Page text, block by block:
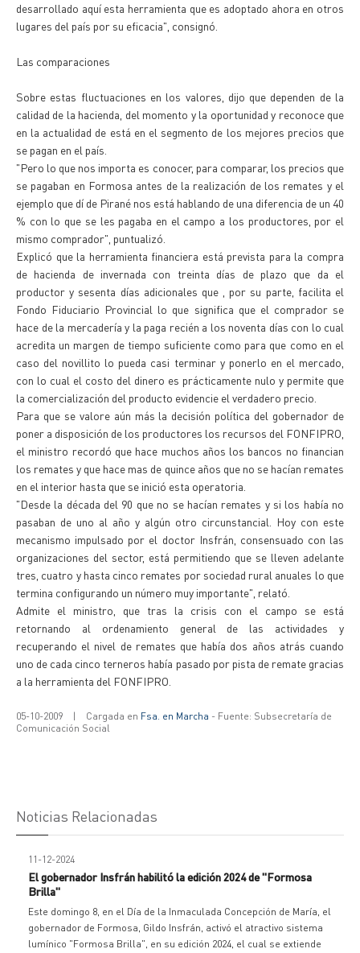
desarrollado aquí esta herramienta que es adoptado ahora en otros
lugares del país por su eficacia", consignó.
Las comparaciones
Sobre estas fluctuaciones en los valores, dijo que dependen de la
calidad de la hacienda, del momento y la oportunidad y reconoce que
en la actualidad de está en el segmento de los mejores precios que
se pagan en el país.
"Pero lo que nos importa es conocer, para comparar, los precios que
se pagaban en Formosa antes de la realización de los remates y el
ejemplo que dí de Pirané nos está hablando de una diferencia de un 40
% con lo que se les pagaba en el campo a los productores, por el
mismo comprador", puntualizó.
Explicó que la herramienta financiera está prevista para la compra
de hacienda de invernada con treinta días de plazo que da el
productor y sesenta días adicionales que , por su parte, facilita el
Fondo Fiduciario Provincial lo que significa que el comprador se
hace de la mercadería y la paga recién a los noventa días con lo cual
acredita un margen de tiempo suficiente como para que como en el
caso del novillito lo pueda casi terminar y ponerlo en el mercado,
con lo cual el costo del dinero es prácticamente nulo y permite que
la comercialización del producto evidencie el verdadero precio.
Para que se valore aún más la decisión política del gobernador de
poner a disposición de los productores los recursos del FONFIPRO,
el ministro recordó que hace muchos años los bancos no financian
los remates y que hace mas de quince años que no se hacían remates
en el interior hasta que se inició esta operatoria.
"Desde la década del 90 que no se hacían remates y si los había no
pasaban de uno al año y algún otro circunstancial. Hoy con este
mecanismo impulsado por el doctor Insfrán, consensuado con las
organizaciones del sector, está permitiendo que se lleven adelante
tres, cuatro y hasta cinco remates por sociedad rural anuales lo que
termina configurando un número muy importante", relató.
Admite el ministro, que tras la crisis con el campo se está
retornando al ordenamiento general de las actividades y
recuperando el nivel de remates que había dos años atrás cuando
uno de cada cinco terneros había pasado por pista de remate gracias
a la herramienta del FONFIPRO.
05-10-2009 | Cargada en Fsa. en Marcha - Fuente: Subsecretaría de
Comunicación Social
Noticias Relacionadas
11-12-2024
El gobernador Insfrán habilitó la edición 2024 de "Formosa
Brilla"
Este domingo 8, en el Día de la Inmaculada Concepción de María, el
gobernador de Formosa, Gildo Insfrán, activó el atractivo sistema
lumínico "Formosa Brilla", en su edición 2024, el cual se extiende